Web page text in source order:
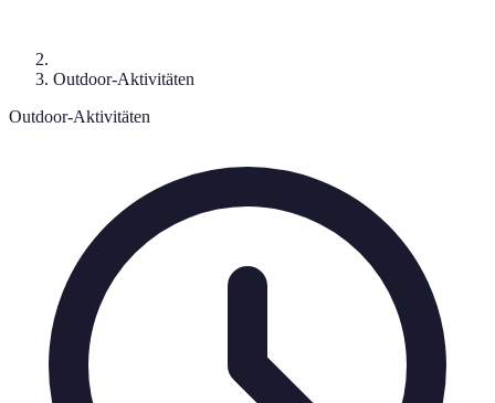
Outdoor-Aktivitäten
Outdoor-Aktivitäten